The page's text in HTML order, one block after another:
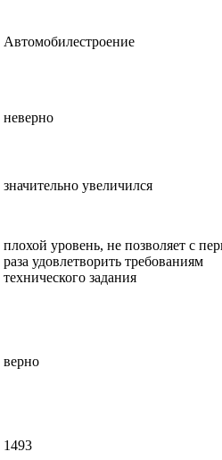
Автомобилестроение
неверно
значительно увеличился
плохой уровень, не позволяет с
раза удовлетворить требованиям
технического задания
верно
1493